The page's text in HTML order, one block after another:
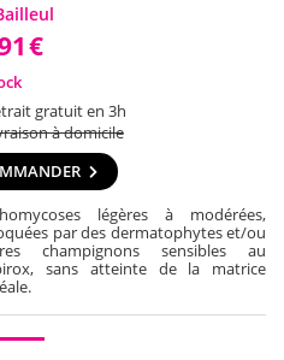
€
gratuit en 3h
à domicile
légères à modérées,
par des dermatophytes et/ou
champignons sensibles au
sans atteinte de la matrice